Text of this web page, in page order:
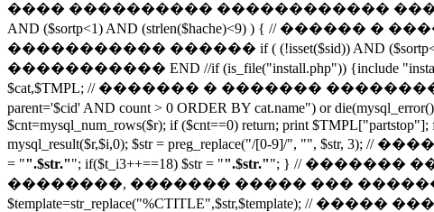
���� ���������� ������������ ������� if
AND ($sortp<1) AND (strlen($hache)<9) ) { // ������ �
����������� ������ if ( (!isset($sid)) AND
����������� END //if (is_file("install.php")) {include
$cat,$TMPL; // ������� � ������� �����������
parent='$cid' AND count > 0 ORDER BY cat.name") or
$cnt=mysql_num_rows($r); if ($cnt==0) return; print
mysql_result($r,$i,0); $str = preg_replace("/[0-9]/", "",
= "".$str.""; if($t_i3++==18) $str = "".$str.""; } // �������
��������, ������� ����� ��� ���������� ����
$template=str_replace("%CTITLE",$str,$template); // �����